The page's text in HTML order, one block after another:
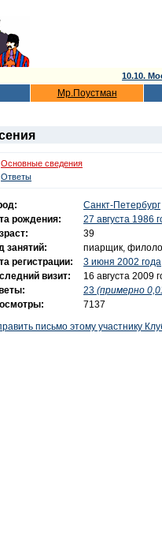
10.10.
Мр.Поустман
Основные сведения
Ответы
Санкт-Петербург
рождения:
27 августа 1986
39
занятий:
пиарщик,
регистрации:
3 июня 2002 года
визит:
16 августа 2009
23 (примерно
7137
письмо этому участнику